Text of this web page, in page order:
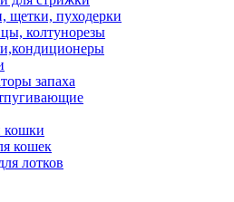
щетки, пуходерки
колтунорезы
запаха
кошки
кошек
лотков